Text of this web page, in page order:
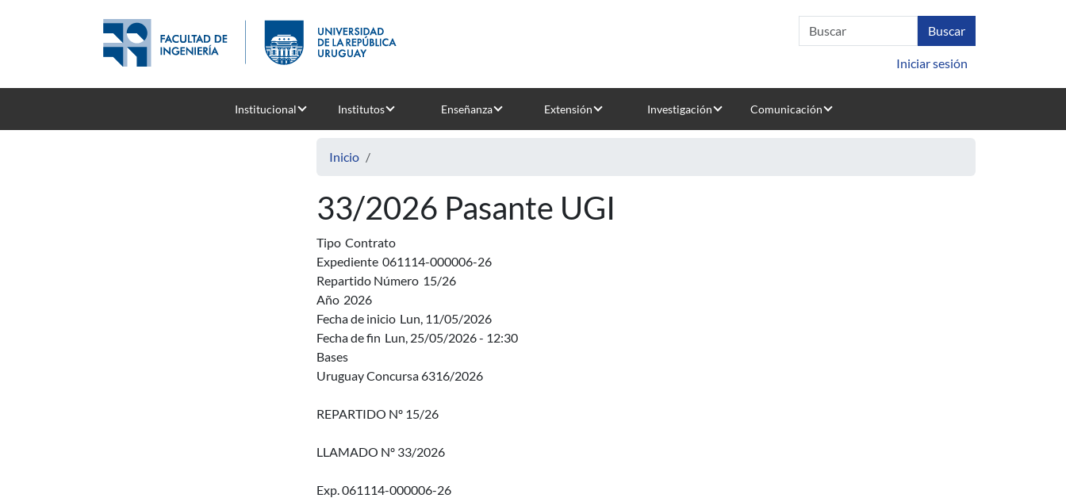
Iniciar sesión
Institucional Institutos Enseñanza Extensión Investigación Comunicación
Inicio
33/2026 Pasante UGI
Tipo Contrato
Expediente 061114-000006-26
Repartido Número 15/26
Año 2026
Fecha de inicio Lun, 11/05/2026
Fecha de fin Lun, 25/05/2026 - 12:30
Bases
Uruguay Concursa 6316/2026
REPARTIDO Nº 15/26
LLAMADO Nº 33/2026
Exp. 061114-000006-26